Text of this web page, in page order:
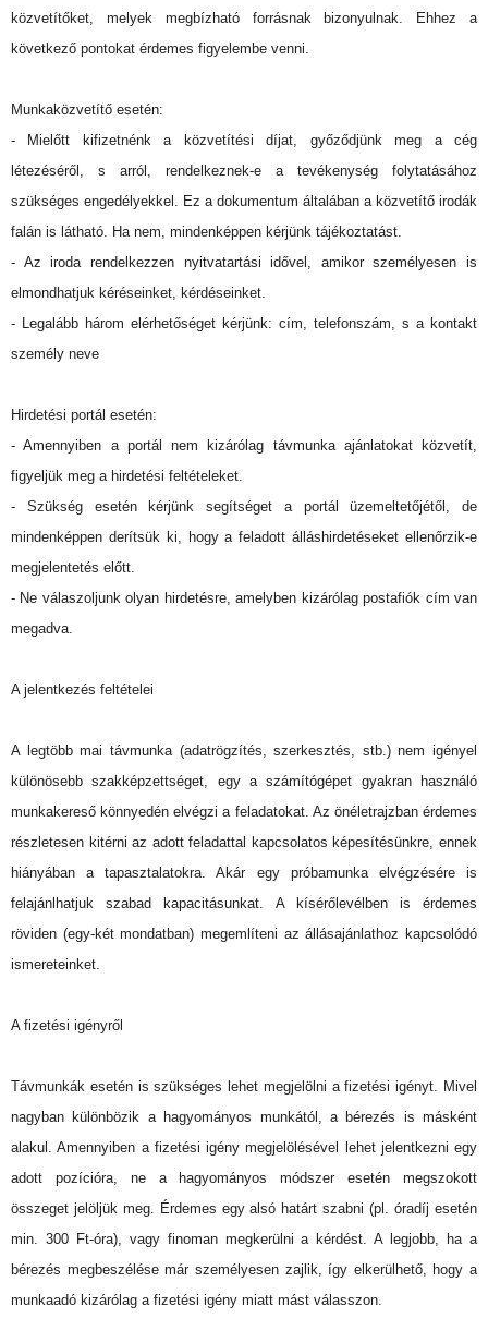
közvetítőket, melyek megbízható forrásnak bizonyulnak. Ehhez a
következő pontokat érdemes figyelembe venni.
Munkaközvetítő esetén:
- Mielőtt kifizetnénk a közvetítési díjat, győződjünk meg a cég
létezéséről, s arról, rendelkeznek-e a tevékenység folytatásához
szükséges engedélyekkel. Ez a dokumentum általában a közvetítő irodák
falán is látható. Ha nem, mindenképpen kérjünk tájékoztatást.
- Az iroda rendelkezzen nyitvatartási idővel, amikor személyesen is
elmondhatjuk kéréseinket, kérdéseinket.
- Legalább három elérhetőséget kérjünk: cím, telefonszám, s a kontakt
személy neve
Hirdetési portál esetén:
- Amennyiben a portál nem kizárólag távmunka ajánlatokat közvetít,
figyeljük meg a hirdetési feltételeket.
- Szükség esetén kérjünk segítséget a portál üzemeltetőjétől, de
mindenképpen derítsük ki, hogy a feladott álláshirdetéseket ellenőrzik-e
megjelentetés előtt.
- Ne válaszoljunk olyan hirdetésre, amelyben kizárólag postafiók cím van
megadva.
A jelentkezés feltételei
A legtöbb mai távmunka (adatrögzítés, szerkesztés, stb.) nem igényel
különösebb szakképzettséget, egy a számítógépet gyakran használó
munkakereső könnyedén elvégzi a feladatokat. Az önéletrajzban érdemes
részletesen kitérni az adott feladattal kapcsolatos képesítésünkre, ennek
hiányában a tapasztalatokra. Akár egy próbamunka elvégzésére is
felajánlhatjuk szabad kapacitásunkat. A kísérőlevélben is érdemes
röviden (egy-két mondatban) megemlíteni az állásajánlathoz kapcsolódó
ismereteinket.
A fizetési igényről
Távmunkák esetén is szükséges lehet megjelölni a fizetési igényt. Mivel
nagyban különbözik a hagyományos munkától, a bérezés is másként
alakul. Amennyiben a fizetési igény megjelölésével lehet jelentkezni egy
adott pozícióra, ne a hagyományos módszer esetén megszokott
összeget jelöljük meg. Érdemes egy alsó határt szabni (pl. óradíj esetén
min. 300 Ft-óra), vagy finoman megkerülni a kérdést. A legjobb, ha a
bérezés megbeszélése már személyesen zajlik, így elkerülhető, hogy a
munkaadó kizárólag a fizetési igény miatt mást válasszon.